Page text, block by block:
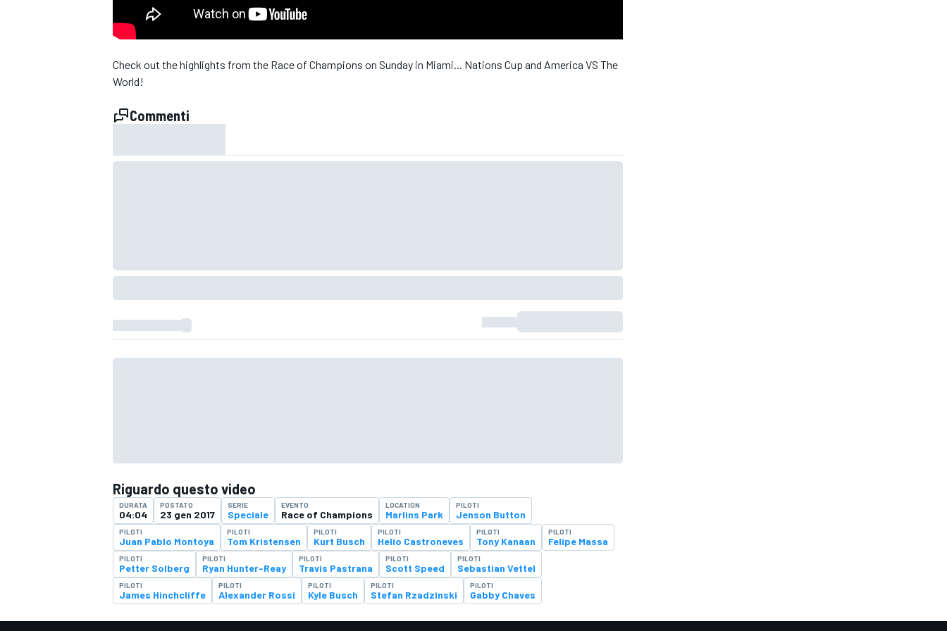
MONOPOSTO
Check out the highlights from the Race of Champions on Sunday in Miami... Nations Cup and America VS The
World!
Commenti
Riguardo questo video
DURATA
04:04
POSTATO
23 gen 2017
SERIE
Speciale
EVENTO
Race of Champions
LOCATION
Marlins Park
PILOTI
Jenson Button
PILOTI
Juan Pablo Montoya
PILOTI
Tom Kristensen
PILOTI
Kurt Busch
PILOTI
Helio Castroneves
PILOTI
Tony Kanaan
PILOTI
Felipe Massa
PILOTI
Petter Solberg
PILOTI
Ryan Hunter-Reay
PILOTI
Travis Pastrana
PILOTI
Scott Speed
PILOTI
Sebastian Vettel
PILOTI
James Hinchcliffe
PILOTI
Alexander Rossi
PILOTI
Kyle Busch
PILOTI
Stefan Rzadzinski
PILOTI
Gabby Chaves